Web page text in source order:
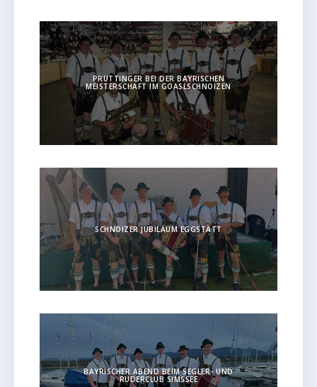
PRUTTINGER BEI DER BAYRISCHEN
MEISTERSCHAFT IM GOASLSCHNOIZEN
SCHNOIZER JUBILÄUM EGGSTÄTT
BAYRISCHER ABEND BEIM SEGLER- UND
RUDERCLUB SIMSSEE